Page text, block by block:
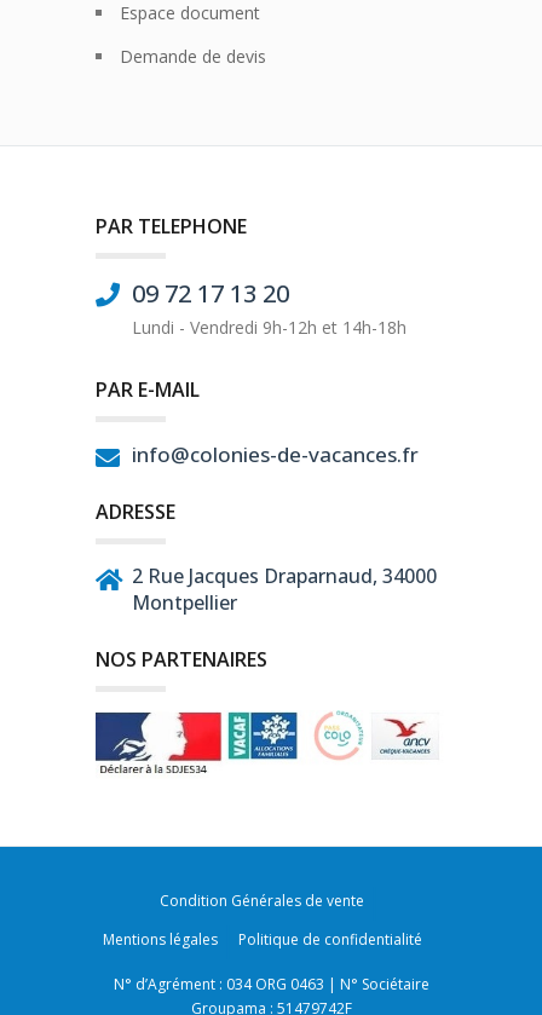
Espace document
Demande de devis
PAR TELEPHONE
09 72 17 13 20
Lundi - Vendredi 9h-12h et 14h-18h
PAR E-MAIL
info@colonies-de-vacances.fr
ADRESSE
2 Rue Jacques Draparnaud, 34000
Montpellier
NOS PARTENAIRES
Condition Générales de vente
Mentions légales
Politique de confidentialité
N° d’Agrément : 034 ORG 0463 | N° Sociétaire
Groupama : 51479742F